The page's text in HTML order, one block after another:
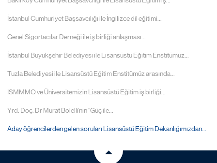
İstanbul Cumhuriyet Başsavcılığı ile İngilizce dil eğitimi...
Genel Sigortacılar Derneği ile iş birliği anlaşması...
İstanbul Büyükşehir Belediyesi ile Lisansüstü Eğitim Enstitümüz...
Tuzla Belediyesi ile Lisansüstü Eğitim Enstitümüz arasında...
ISMMMO ve Üniversitemizin Lisansüstü Eğitim iş birliği...
Yrd. Doç. Dr Murat Bolelli’nin “Güç ile...
Aday öğrencilerden gelen soruları Lisansüstü Eğitim Dekanlığımızdan...